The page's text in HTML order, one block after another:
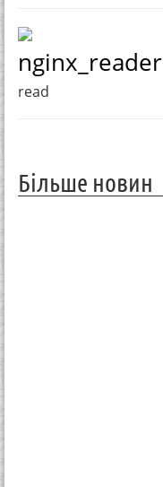
nginx_reader
read
Більше новин